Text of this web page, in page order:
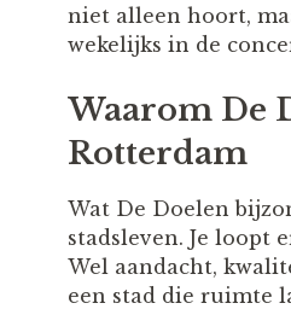
niet alleen hoort,
wekelijks in de
Waarom De
Rotterdam
Wat De Doelen
stadsleven. Je loopt
Wel aandacht,
een stad die ruimte